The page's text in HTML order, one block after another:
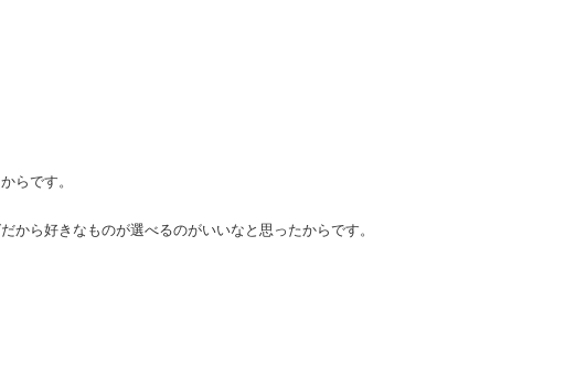
らです。
ら好きなものが選べるのがいいなと思ったからです。